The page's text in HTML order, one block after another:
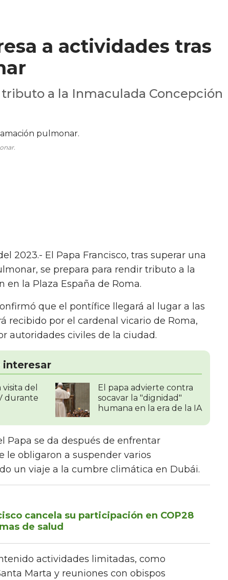
a actividades tras
a la Inmaculada Concepción
2023.- El Papa Francisco, tras superar una
se prepara para rendir tributo a la
en la Plaza España de Roma.
que el pontífice llegará al lugar a las
recibido por el cardenal vicario de Roma,
autoridades civiles de la ciudad.
interesar
del
durante
El papa advierte contra
socavar la "dignidad"
humana en la era de la IA
Papa se da después de enfrentar
le obligaron a suspender varios
un viaje a la cumbre climática en Dubái.
cancela su participación en COP28
de salud
actividades limitadas, como
Marta y reuniones con obispos